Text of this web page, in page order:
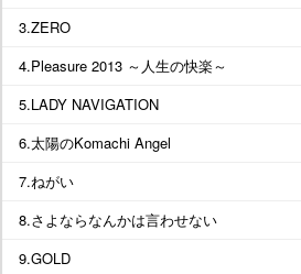
3.ZERO
4.Pleasure 2013 ～人生の快楽～
5.LADY NAVIGATION
6.太陽のKomachi Angel
7.ねがい
8.さよならなんかは言わせない
9.GOLD